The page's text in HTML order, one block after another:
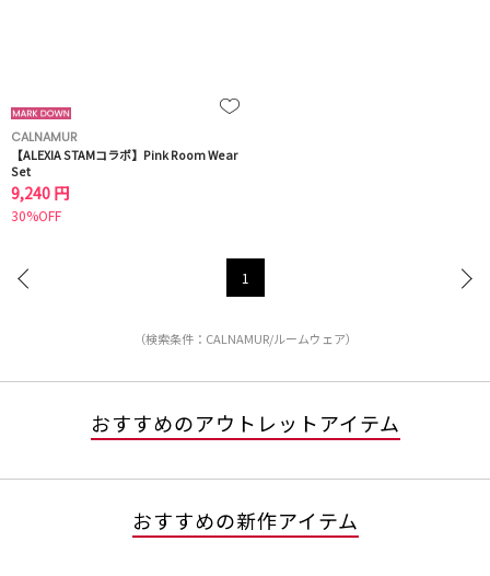
CALNAMUR
【ALEXIA STAMコラボ】Pink Room Wear
Set
9,240 円
30%OFF
1
（検索条件：CALNAMUR/ルームウェア）
おすすめのアウトレットアイテム
おすすめの新作アイテム